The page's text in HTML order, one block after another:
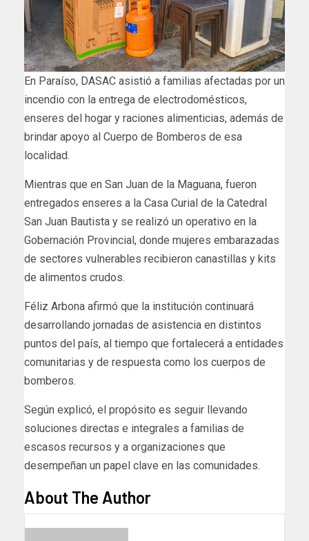
En Paraíso, DASAC asistió a familias afectadas por un
incendio con la entrega de electrodomésticos,
enseres del hogar y raciones alimenticias, además de
brindar apoyo al Cuerpo de Bomberos de esa
localidad.
Mientras que en San Juan de la Maguana, fueron
entregados enseres a la Casa Curial de la Catedral
San Juan Bautista y se realizó un operativo en la
Gobernación Provincial, donde mujeres embarazadas
de sectores vulnerables recibieron canastillas y kits
de alimentos crudos.
Féliz Arbona afirmó que la institución continuará
desarrollando jornadas de asistencia en distintos
puntos del país, al tiempo que fortalecerá a entidades
comunitarias y de respuesta como los cuerpos de
bomberos.
Según explicó, el propósito es seguir llevando
soluciones directas e integrales a familias de
escasos recursos y a organizaciones que
desempeñan un papel clave en las comunidades.
About The Author